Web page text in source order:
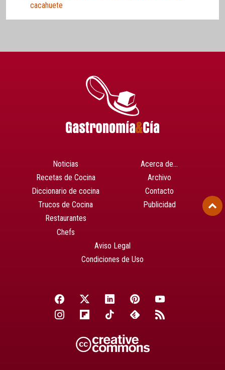
cacahuete
Noticias
Recetas de Cocina
Diccionario de cocina
Trucos de Cocina
Restaurantes
Chefs
Acerca de…
Archivo
Contacto
Publicidad
Aviso Legal
Condiciones de Uso